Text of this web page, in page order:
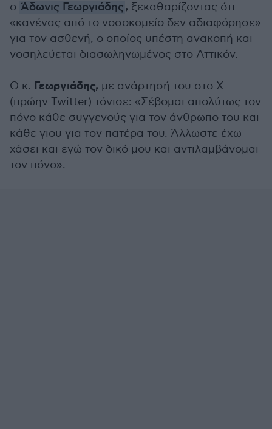
ο Άδωνις Γεωργιάδης, ξεκαθαρίζοντας ότι
«κανένας από το νοσοκομείο δεν αδιαφόρησε»
για τον ασθενή, ο οποίος υπέστη ανακοπή και
νοσηλεύεται διασωληνωμένος στο Αττικόν.
Ο κ. Γεωργιάδης, με ανάρτησή του στο Χ
(πρώην Twitter) τόνισε: «Σέβομαι απολύτως τον
πόνο κάθε συγγενούς για τον άνθρωπο του και
κάθε γιου για τον πατέρα του. Άλλωστε έχω
χάσει και εγώ τον δικό μου και αντιλαμβάνομαι
τον πόνο».